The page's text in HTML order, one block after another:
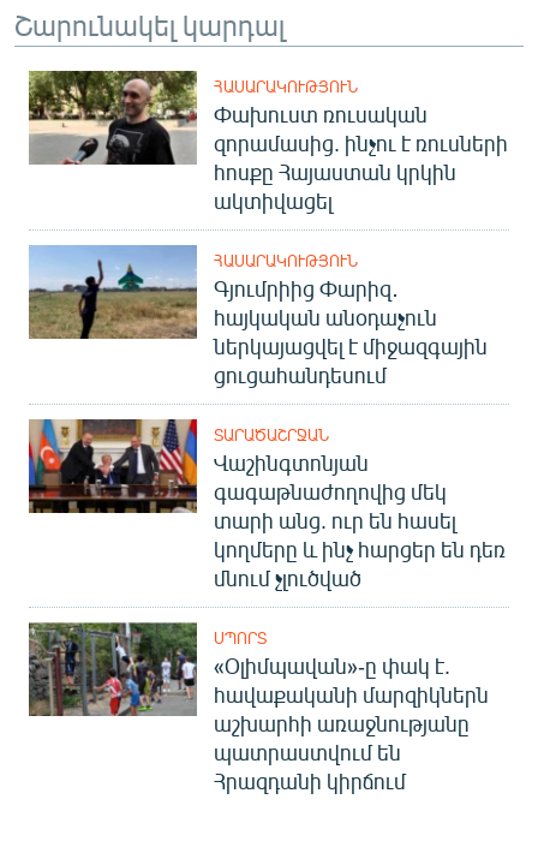
Շարունակել կարդալ
ՀԱՍԱՐԱԿՈՒԹՅՈՒՆ
Փախուստ ռուսական
զորամասից. ինչու է ռուսների
հոսքը Հայաստան կրկին
ակտիվացել
ՀԱՍԱՐԱԿՈՒԹՅՈՒՆ
Գյումրիից Փարիզ․
հայկական անօդաչուն
ներկայացվել է միջազգային
ցուցահանդեսում
ՏԱՐԱԾԱՇՐՋԱՆ
Վաշինգտոնյան
գագաթնաժողովից մեկ
տարի անց. ուր են հասել
կողմերը և ինչ հարցեր են դեռ
մնում չլուծված
ՍՊՈՐՏ
«Օլիմպավան»-ը փակ է.
հավաքականի մարզիկներն
աշխարհի առաջնությանը
պատրաստվում են
Հրազդանի կիրճում